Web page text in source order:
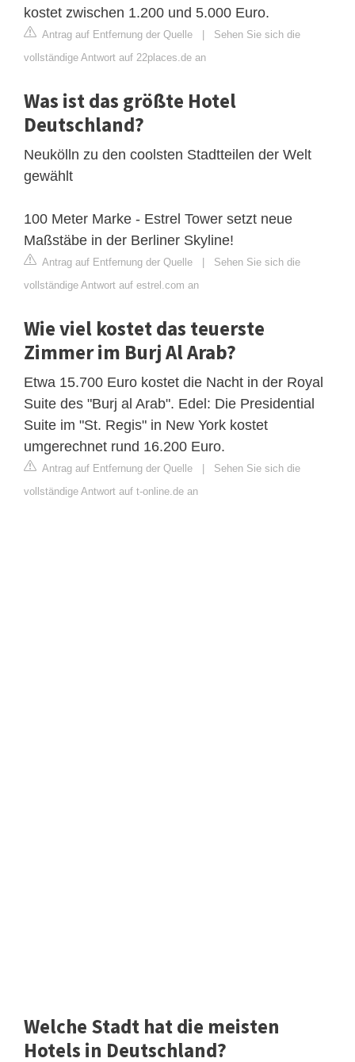
kostet zwischen 1.200 und 5.000 Euro.
Antrag auf Entfernung der Quelle | Sehen Sie sich die
vollständige Antwort auf 22places.de an
Was ist das größte Hotel
Deutschland?
Neukölln zu den coolsten Stadtteilen der Welt
gewählt
100 Meter Marke - Estrel Tower setzt neue
Maßstäbe in der Berliner Skyline!
Antrag auf Entfernung der Quelle | Sehen Sie sich die
vollständige Antwort auf estrel.com an
Wie viel kostet das teuerste
Zimmer im Burj Al Arab?
Etwa 15.700 Euro kostet die Nacht in der Royal
Suite des "Burj al Arab". Edel: Die Presidential
Suite im "St. Regis" in New York kostet
umgerechnet rund 16.200 Euro.
Antrag auf Entfernung der Quelle | Sehen Sie sich die
vollständige Antwort auf t-online.de an
Welche Stadt hat die meisten
Hotels in Deutschland?